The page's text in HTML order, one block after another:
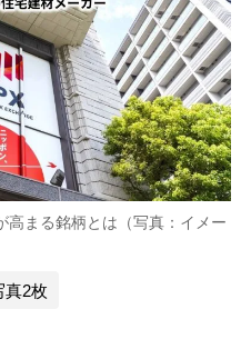
高まる銘柄とは（写真：イメー
真2枚